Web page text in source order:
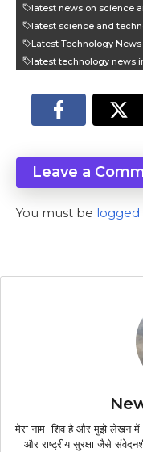
latest news on science
latest science and
Latest Technology
latest technology news
Leave a
You must be logged
मेरा नाम शिव है और मुझे लेखन में 5
और राष्ट्रीय सुरक्षा जैसे